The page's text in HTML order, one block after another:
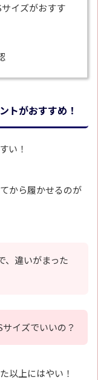
イズがおすす
トがおすすめ！
い！
から履かせるのが
、違いがまった
イズでいいの？
以上にはやい！